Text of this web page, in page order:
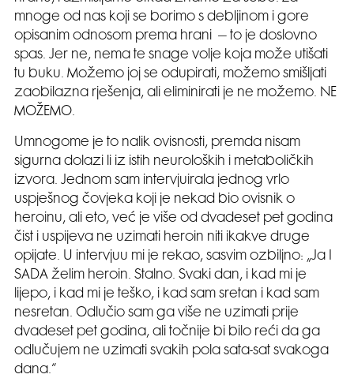
mnoge od nas koji se borimo s debljinom i gore
opisanim odnosom prema hrani – to je doslovno
spas. Jer ne, nema te snage volje koja može utišati
tu buku. Možemo joj se odupirati, možemo smišljati
zaobilazna rješenja, ali eliminirati je ne možemo. NE
MOŽEMO.
Umnogome je to nalik ovisnosti, premda nisam
sigurna dolazi li iz istih neuroloških i metaboličkih
izvora. Jednom sam intervjuirala jednog vrlo
uspješnog čovjeka koji je nekad bio ovisnik o
heroinu, ali eto, već je više od dvadeset pet godina
čist i uspijeva ne uzimati heroin niti ikakve druge
opijate. U intervjuu mi je rekao, sasvim ozbiljno: „Ja I
SADA želim heroin. Stalno. Svaki dan, i kad mi je
lijepo, i kad mi je teško, i kad sam sretan i kad sam
nesretan. Odlučio sam ga više ne uzimati prije
dvadeset pet godina, ali točnije bi bilo reći da ga
odlučujem ne uzimati svakih pola sata-sat svakoga
dana.“